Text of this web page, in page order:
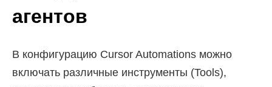
агентов
В конфигурацию Cursor Automations можно
включать различные инструменты (Tools),